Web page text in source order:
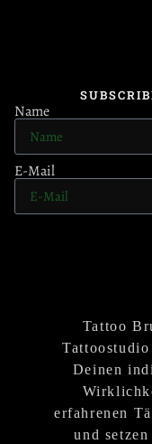
Name
E-Mail
Tattoo
Deinen
erfahrenen
und